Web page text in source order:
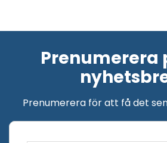
Prenumerera
Prenumerera för att få det